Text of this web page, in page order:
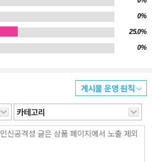
장 등 겉모습의 특징부터 운동 신경, 지능, 체
하는 데는 사람의 설계도인 게놈이 크게 관계
의 실체는 무엇이며, 각각의 차이점은 무엇인
반드시 필요한 존재가 되었다. 시퀀서의 개
전 등 유전의 메커니즘 우리는 대부분
는다. 그 이유는 유전자를 부모로부터 물려
부모 모두와 완전히 같은 유전자 세트를 가진
0%
25.0%
0%
게시물 운영 원칙
카테고리